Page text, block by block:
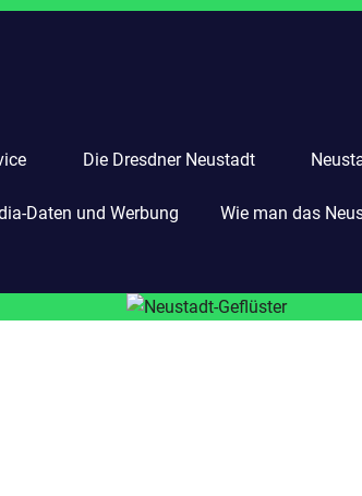
Die Dresdner Neustadt
Daten und Werbung Wie man das